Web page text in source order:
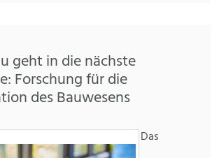
geht in die nächste
Forschung für die
des Bauwesens
Das